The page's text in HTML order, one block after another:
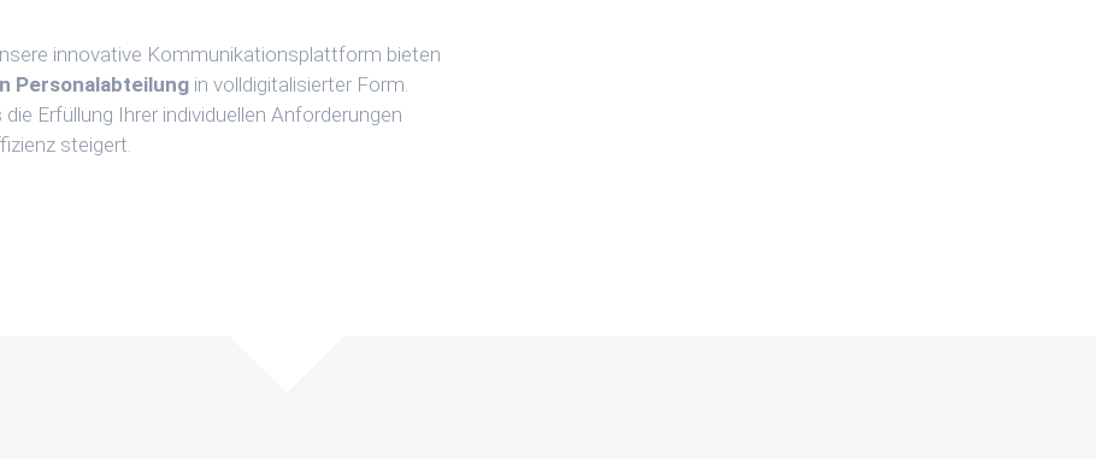
innovative Kommunikationsplattform bieten
Personalabteilung in volldigitalisierter Form.
Erfüllung Ihrer individuellen Anforderungen
steigert.